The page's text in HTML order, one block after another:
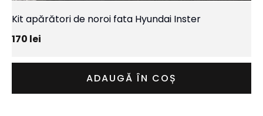
Kit apărători de noroi fata Hyundai Inster
170 lei
ADAUGĂ ÎN COȘ